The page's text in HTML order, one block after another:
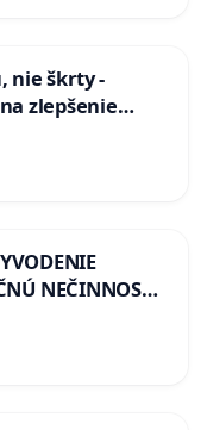
nie škrty -
zlepšenie
NEČINNOSŤ